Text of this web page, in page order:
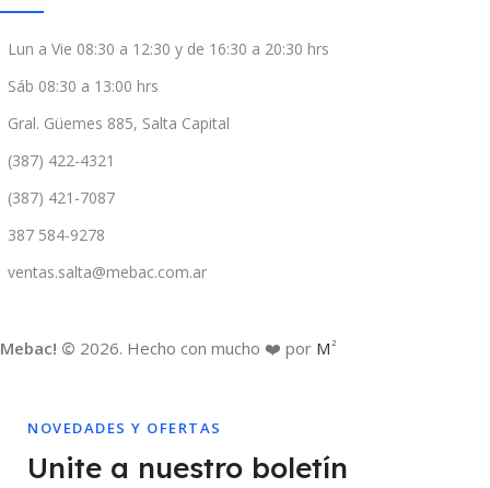
Lun a Vie 08:30 a 12:30 y de 16:30 a 20:30 hrs
Sáb 08:30 a 13:00 hrs
Gral. Güemes 885, Salta Capital
(387) 422-4321
(387) 421-7087
387 584-9278
ventas.salta@mebac.com.ar
Mebac! © 2026. Hecho con mucho ❤️ por M 2
NOVEDADES Y OFERTAS
Unite a nuestro boletín